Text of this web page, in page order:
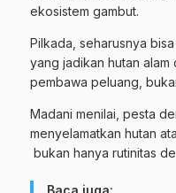
ekosistem gambut.
Pilkada, seharusnya
yang jadikan hutan
pembawa peluang,
Madani menilai, pesta
menyelamatkan hutan
bukan hanya rutinitas
Baca juga: